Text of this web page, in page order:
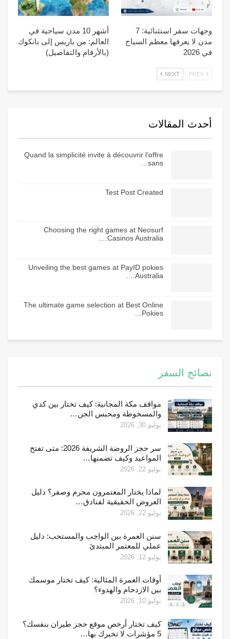
وجهات سفر استثنائية: 7
مدن لا يعرفها معظم السياح
في 2026
أشهر 10 مدن سياحية في
العالم: من باريس إلى بانكوك
(بالأرقام والتفاصيل)
NEXT
أحدث المقالات
Quand la simplicité invite à découvrir l’offre
sans…
Test Post Created
Choosing the right games at Neosurf
Casinos Australia:…
Unveiling the best games at PayID pokies
Australia:…
The ultimate game selection at Best Online
Pokies…
نصائح السفر
مواقف مكة المجانية: كيف تختار بين كدي
والمسخوطة ومحبس الجن…
يوليو 30, 2026
سر حجز الروضة الشريفة 2026: متى تفتح
المواعيد وكيف تضمنها…
يوليو 22, 2026
لماذا يختار المعتمرون محرم وصفر؟ دليل
العروض الحقيقية لفنادق…
يوليو 22, 2026
سنن العمرة بين الواجب والمستحب: دليل
عملي للمعتمر المبتدئ
يوليو 12, 2026
أوقات العمرة المثالية: كيف تختار موسمك
بين الازدحام والهدوء؟
يوليو 10, 2026
كيف تختار أرخص موقع حجز طيران بنفسك؟
5 مؤشرات لا تخبرك بها…